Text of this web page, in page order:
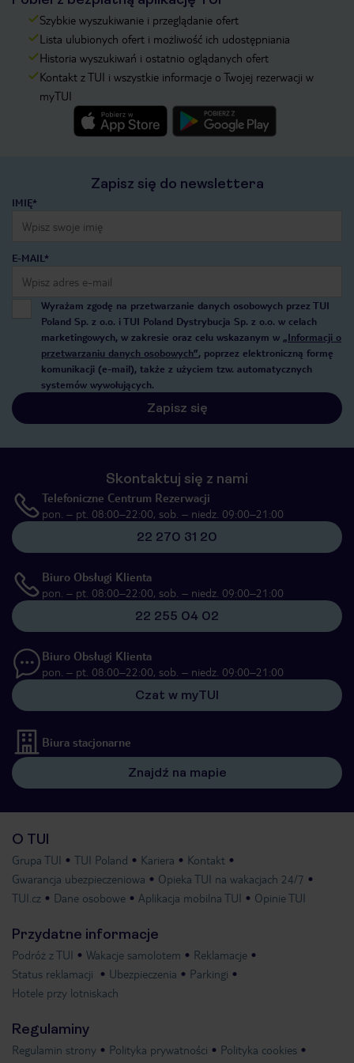
Szybkie wyszukiwanie i przeglądanie ofert
Lista ulubionych ofert i możliwość ich udostępniania
Historia wyszukiwań i ostatnio oglądanych ofert
Kontakt z TUI i wszystkie informacje o Twojej rezerwacji w
myTUI
Zapisz się do newslettera
IMIĘ*
E-MAIL*
Wyrażam zgodę na przetwarzanie danych osobowych przez TUI
Poland Sp. z o.o. i TUI Poland Dystrybucja Sp. z o.o. w celach
marketingowych, w zakresie oraz celu wskazanym w „Informacji o
przetwarzaniu danych osobowych”, poprzez elektroniczną formę
komunikacji (e-mail), także z użyciem tzw. automatycznych
systemów wywołujących.
Zapisz się
Skontaktuj się z nami
Telefoniczne Centrum Rezerwacji
pon. – pt. 08:00–22:00, sob. – niedz. 09:00–21:00
22 270 31 20
Biuro Obsługi Klienta
pon. – pt. 08:00–22:00, sob. – niedz. 09:00–21:00
22 255 04 02
Biuro Obsługi Klienta
pon. – pt. 08:00–22:00, sob. – niedz. 09:00–21:00
Czat w myTUI
Biura stacjonarne
Znajdź na mapie
O TUI
Grupa TUI TUI Poland Kariera
Kontakt
Gwarancja ubezpieczeniowa
Opieka TUI na wakacjach 24/7
TUI.cz
Dane osobowe Aplikacja mobilna TUI Opinie TUI
Przydatne informacje
Podróż z TUI Wakacje samolotem
Reklamacje
Status reklamacji
Ubezpieczenia
Parkingi
Hotele przy lotniskach
Regulaminy
Regulamin strony Polityka prywatności
Polityka cookies